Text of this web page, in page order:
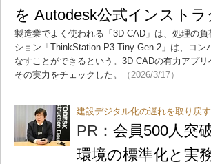
を Autodesk公式インスト
製造業でよく使われる「3D CAD」は、処理の
ション「ThinkStation P3 Tiny Gen 2」は、コ
なすことができるという。3D CADの有力アプ
その実力をチェックした。
（2026/3/17）
建設デジタル化の遅れを取り戻す
PR： 会員500人突
環境の標準化と実